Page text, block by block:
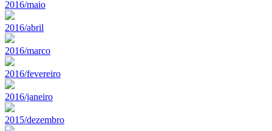
2016/maio
2016/abril
2016/marco
2016/fevereiro
2016/janeiro
2015/dezembro